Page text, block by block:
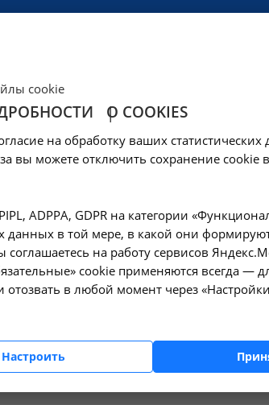
Любовь Юрьевна
психиатр, психотерапевт, нарколог
50-70-07 info@niicm.ru
cookie
О COOKIES
на обработку ваших статистических
вы можете отключить сохранение cookie
ADPPA, GDPR на категории
данных в той мере, в какой они
на работу сервисов
cookie применяются всегда —
в любой момент через
Настроить